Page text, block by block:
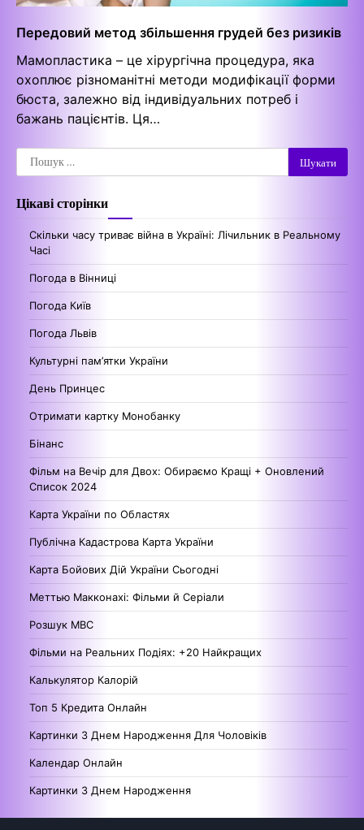
Передовий метод збільшення грудей без ризиків
Мамопластика – це хірургічна процедура, яка
охоплює різноманітні методи модифікації форми
бюста, залежно від індивідуальних потреб і
бажань пацієнтів. Ця…
Пошук:
Цікаві сторінки
Скільки часу триває війна в Україні: Лічильник в Реальному
Часі
Погода в Вінниці
Погода Київ
Погода Львів
Культурні пам’ятки України
День Принцес
Отримати картку Монобанку
Бінанс
Фільм на Вечір для Двох: Обираємо Кращі + Оновлений
Список 2024
Карта України по Областях
Публічна Кадастрова Карта України
Карта Бойових Дій України Сьогодні
Меттью Макконахі: Фільми й Серіали
Розшук МВС
Фільми на Реальних Подіях: +20 Найкращих
Калькулятор Калорій
Топ 5 Кредита Онлайн
Картинки З Днем Народження Для Чоловіків
Календар Онлайн
Картинки З Днем Народження